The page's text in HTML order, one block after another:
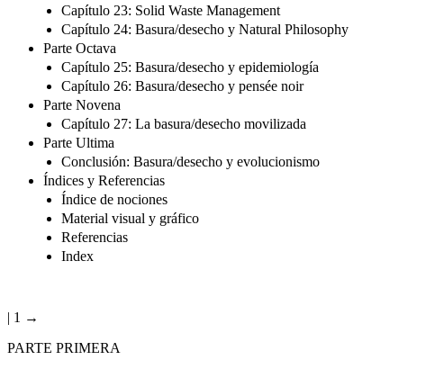
Capítulo 23: Solid Waste Management
Capítulo 24: Basura/desecho y Natural Philosophy
Parte Octava
Capítulo 25: Basura/desecho y epidemiología
Capítulo 26: Basura/desecho y pensée noir
Parte Novena
Capítulo 27: La basura/desecho movilizada
Parte Ultima
Conclusión: Basura/desecho y evolucionismo
Índices y Referencias
Índice de nociones
Material visual y gráfico
Referencias
Index
| 1 →
PARTE PRIMERA